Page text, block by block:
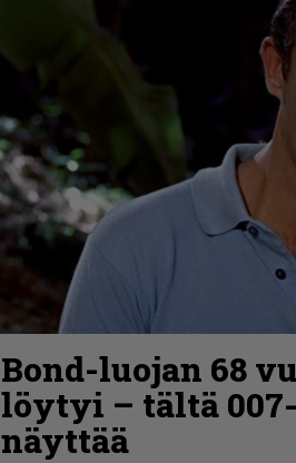
Bond-luojan 68
löytyi – tältä
näyttää